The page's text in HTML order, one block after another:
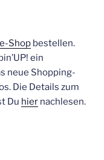
Shop bestellen.
ein
neue Shopping-
Die Details zum
Du hier nachlesen.